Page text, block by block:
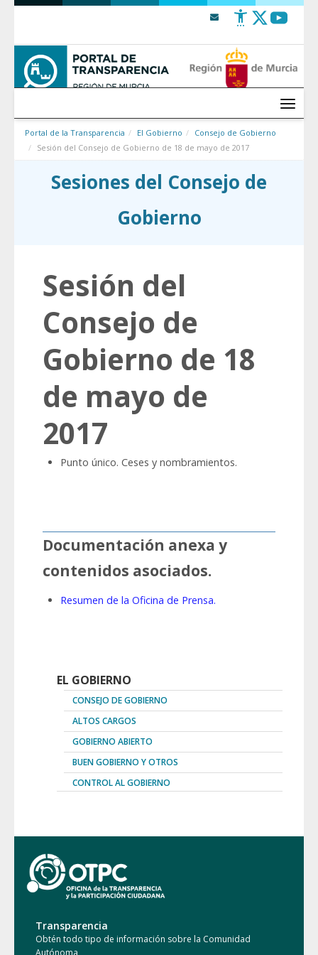
Saltar al contenido
Menú
Portal de la Transparencia El Gobierno
Consejo de Gobierno
Sesión del Consejo de Gobierno de 18 de mayo de 2017
Sesiones del Consejo de
Gobierno
Sesión del
Consejo de
Gobierno de 18
de mayo de
2017
Punto único. Ceses y nombramientos.
Documentación anexa y
contenidos asociados.
Resumen de la Oficina de Prensa.
EL GOBIERNO
CONSEJO DE GOBIERNO
ALTOS CARGOS
GOBIERNO ABIERTO
BUEN GOBIERNO Y OTROS
CONTROL AL GOBIERNO
Transparencia
Obtén todo tipo de información sobre la Comunidad
Autónoma